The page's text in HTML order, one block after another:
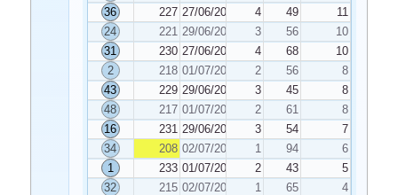
36
227 27/06/2022 4 49
11
24
221 29/06/2022 3 56
10
31
230 27/06/2022 4 68
10
2
218 01/07/2022 2 56
8
43
229 29/06/2022 3 45
8
48
217 01/07/2022 2 61
8
16
231 29/06/2022 3 54
7
34
208 02/07/2022 1 94
6
1
233 01/07/2022 2 43
5
32
215 02/07/2022 1 65
4